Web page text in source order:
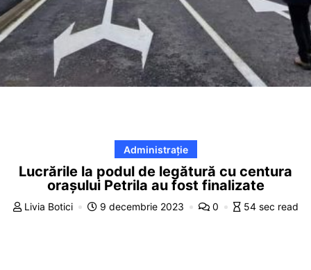
Administrație
Lucrările la podul de legătură cu centura
orașului Petrila au fost finalizate
Livia Botici 9 decembrie 2023 0 54 sec read